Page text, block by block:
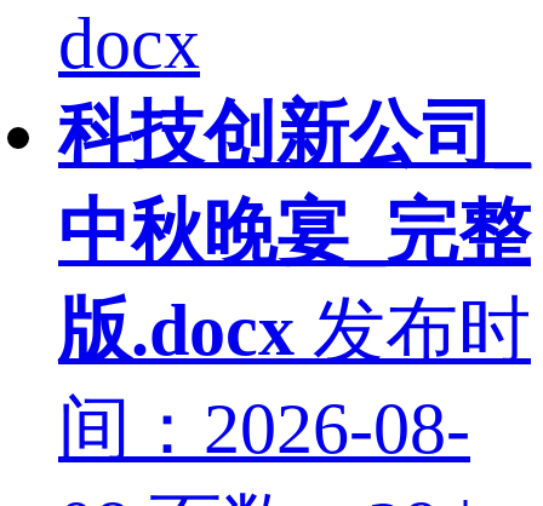
docx
科技创新公司_
中秋晚宴_完整
版.docx 发布时
间：2026-08-